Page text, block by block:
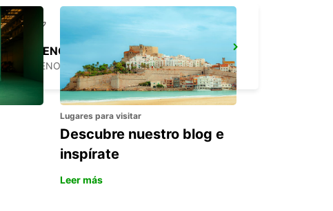
BUENOS AIRES - ARGENTINA
Lugares para visitar
Descubre nuestro blog e
inspírate
Leer más